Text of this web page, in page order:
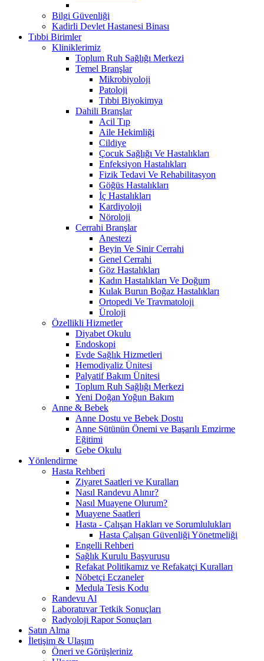
Bilgi Güvenliği
Kadirli Devlet Hastanesi Binası
Tıbbi Birimler
Kliniklerimiz
Toplum Ruh Sağlığı Merkezi
Temel Branşlar
Mikrobiyoloji
Patoloji
Tıbbi Biyokimya
Dahili Branşlar
Acil Tıp
Aile Hekimliği
Cildiye
Çocuk Sağlığı Ve Hastalıkları
Enfeksiyon Hastalıkları
Fizik Tedavi Ve Rehabilitasyon
Göğüs Hastalıkları
İç Hastalıkları
Kardiyoloji
Nöroloji
Cerrahi Branşlar
Anestezi
Beyin Ve Sinir Cerrahi
Genel Cerrahi
Göz Hastalıkları
Kadın Hastalıkları Ve Doğum
Kulak Burun Boğaz Hastalıkları
Ortopedi Ve Travmatoloji
Üroloji
Özellikli Hizmetler
Diyabet Okulu
Endoskopi
Evde Sağlık Hizmetleri
Hemodiyaliz Ünitesi
Palyatif Bakım Ünitesi
Toplum Ruh Sağlığı Merkezi
Yeni Doğan Yoğun Bakım
Anne & Bebek
Anne Dostu ve Bebek Dostu
Anne Sütünün Önemi ve Başarılı Emzirme
Eğitimi
Gebe Okulu
Yönlendirme
Hasta Rehberi
Ziyaret Saatleri ve Kuralları
Nasıl Randevu Alınır?
Nasıl Muayene Olurum?
Muayene Saatleri
Hasta - Çalışan Hakları ve Sorumlulukları
Hasta Çalışan Güvenliği Yönetmeliği
Engelli Rehberi
Sağlık Kurulu Başvurusu
Refakat Politikamız ve Refakatçi Kuralları
Nöbetçi Eczaneler
Medula Tesis Kodu
Randevu Al
Laboratuvar Tetkik Sonuçları
Radyoloji Rapor Sonuçları
Satın Alma
İletişim & Ulaşım
Öneri ve Görüşleriniz